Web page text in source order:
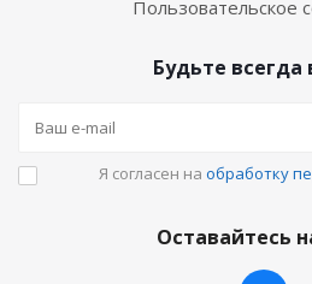
Пользовательское
Будьте всегда
Я согласен на обработку
Оставайтесь